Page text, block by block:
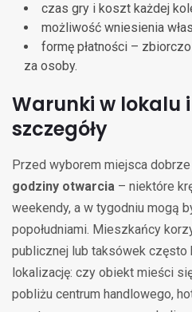
czas gry i koszt każdej
możliwość wniesienia
formę płatności –
za osoby.
Warunki w lokalu
szczegóły
Przed wyborem miejsca
godziny otwarcia – niektóre
weekendy, a w tygodniu mogą
popołudniami. Mieszkańcy
publicznej lub taksówek często
lokalizację: czy obiekt mieści
pobliżu centrum handlowego,